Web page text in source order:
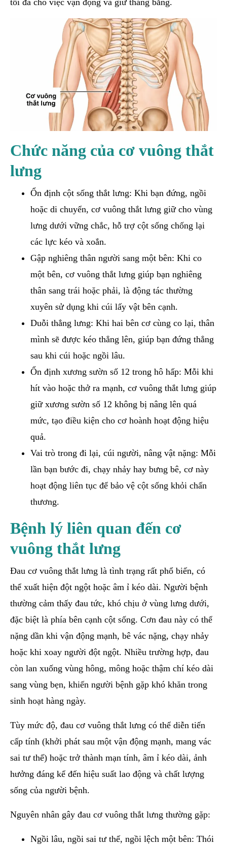
Chức năng của cơ vuông thắt
lưng
Ổn định cột sống thắt lưng: Khi bạn đứng, ngồi
hoặc di chuyển, cơ vuông thắt lưng giữ cho vùng
lưng dưới vững chắc, hỗ trợ cột sống chống lại
các lực kéo và xoắn.
Gập nghiêng thân người sang một bên: Khi co
một bên, cơ vuông thắt lưng giúp bạn nghiêng
thân sang trái hoặc phải, là động tác thường
xuyên sử dụng khi cúi lấy vật bên cạnh.
Duỗi thẳng lưng: Khi hai bên cơ cùng co lại, thân
mình sẽ được kéo thẳng lên, giúp bạn đứng thẳng
sau khi cúi hoặc ngồi lâu.
Ổn định xương sườn số 12 trong hô hấp: Mỗi khi
hít vào hoặc thở ra mạnh, cơ vuông thắt lưng giúp
giữ xương sườn số 12 không bị nâng lên quá
mức, tạo điều kiện cho cơ hoành hoạt động hiệu
quả.
Vai trò trong đi lại, cúi người, nâng vật nặng: Mỗi
lần bạn bước đi, chạy nhảy hay bưng bê, cơ này
hoạt động liên tục để bảo vệ cột sống khỏi chấn
thương.
Bệnh lý liên quan đến cơ
vuông thắt lưng
Đau cơ vuông thắt lưng là tình trạng rất phổ biến, có
thể xuất hiện đột ngột hoặc âm ỉ kéo dài. Người bệnh
thường cảm thấy đau tức, khó chịu ở vùng lưng dưới,
đặc biệt là phía bên cạnh cột sống. Cơn đau này có thể
nặng dần khi vận động mạnh, bê vác nặng, chạy nhảy
hoặc khi xoay người đột ngột. Nhiều trường hợp, đau
còn lan xuống vùng hông, mông hoặc thậm chí kéo dài
sang vùng bẹn, khiến người bệnh gặp khó khăn trong
sinh hoạt hàng ngày.
Tùy mức độ, đau cơ vuông thắt lưng có thể diễn tiến
cấp tính (khởi phát sau một vận động mạnh, mang vác
sai tư thế) hoặc trở thành mạn tính, âm ỉ kéo dài, ảnh
hưởng đáng kể đến hiệu suất lao động và chất lượng
sống của người bệnh.
Nguyên nhân gây đau cơ vuông thắt lưng thường gặp:
Ngồi lâu, ngồi sai tư thế, ngồi lệch một bên: Thói